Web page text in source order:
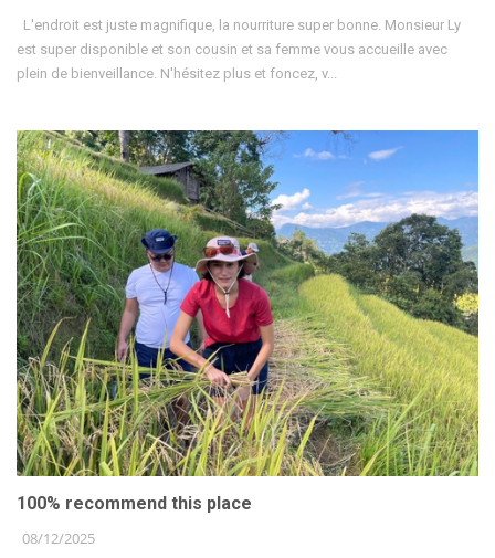
L'endroit est juste magnifique, la nourriture super bonne. Monsieur Ly
est super disponible et son cousin et sa femme vous accueille avec
plein de bienveillance. N'hésitez plus et foncez, v...
100% recommend this place
08/12/2025